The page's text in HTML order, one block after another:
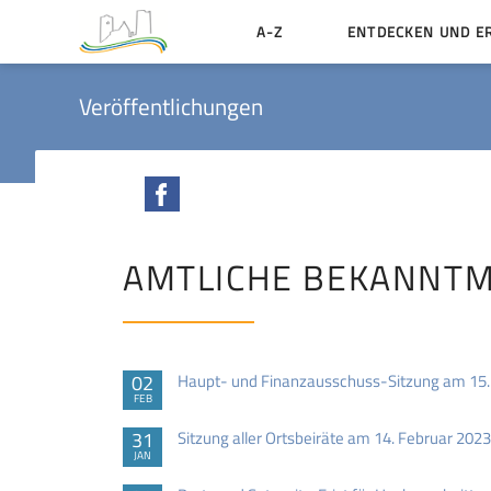
A-Z ENTDECKEN UND
Veröffentlichungen
AMTLICHE
02
FEB
Haupt- und Finanzausschuss-Sitzung am
31
JAN
Sitzung aller Ortsbeiräte am 14. Februar 2023